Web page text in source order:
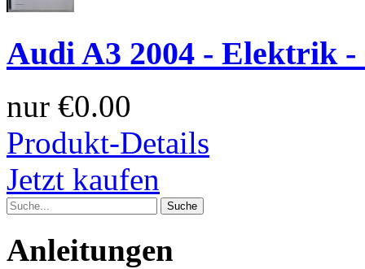
Audi A3 2004 - Elektrik
nur €0.00
Produkt-Details
Jetzt kaufen
Anleitungen